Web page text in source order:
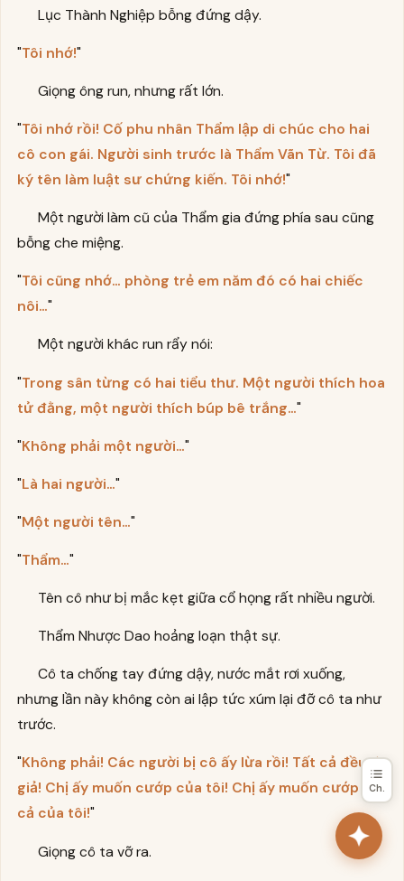
Ch.
Lục Thành Nghiệp bỗng đứng dậy.
"Tôi nhớ!"
Giọng ông run, nhưng rất lớn.
"Tôi nhớ rồi! Cố phu nhân Thẩm lập di chúc cho hai
cô con gái. Người sinh trước là Thẩm Vãn Từ. Tôi đã
ký tên làm luật sư chứng kiến. Tôi nhớ!"
Một người làm cũ của Thẩm gia đứng phía sau cũng
bỗng che miệng.
"Tôi cũng nhớ… phòng trẻ em năm đó có hai chiếc
nôi…"
Một người khác run rẩy nói:
"Trong sân từng có hai tiểu thư. Một người thích hoa
tử đằng, một người thích búp bê trắng…"
"Không phải một người…"
"Là hai người…"
"Một người tên…"
"Thẩm…"
Tên cô như bị mắc kẹt giữa cổ họng rất nhiều người.
Thẩm Nhược Dao hoảng loạn thật sự.
Cô ta chống tay đứng dậy, nước mắt rơi xuống,
nhưng lần này không còn ai lập tức xúm lại đỡ cô ta như
trước.
"Không phải! Các người bị cô ấy lừa rồi! Tất cả đều là
giả! Chị ấy muốn cướp của tôi! Chị ấy muốn cướp tất
cả của tôi!"
Giọng cô ta vỡ ra.